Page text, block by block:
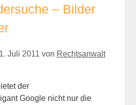
– Bilder
1. Juli 2011 von Rechtsanwalt
der
Google nicht nur die